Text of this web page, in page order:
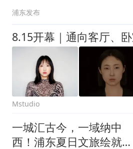
浦东发布
Mstudio
一城汇古今，一域纳中
西！浦东夏日文旅绘就海